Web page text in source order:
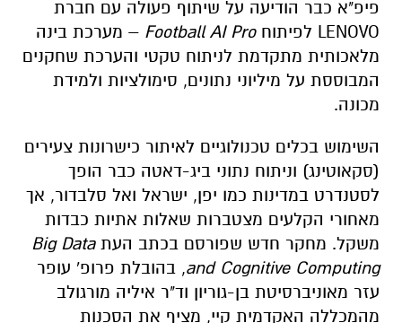
פיפ"א כבר הודיעה על שיתוף פעולה עם חברת
LENOVO לפיתוח
Football AI Pro – מערכת בינה
מלאכותית מתקדמת לניתוח טקטי והערכת שחקנים
המבוססת על מיליוני נתונים, סימולציות ולמידת
מכונה.
השימוש בכלים טכנולוגיים לאיתור כישרונות צעירים
(סקאוטינג) וניתוח נתוני ביג-דאטה כבר הופך
לסטנדרט במדינות כמו יפן, ישראל ואל סלבדור, אך
מאחורי הקלעים מצטברות שאלות אתיות כבדות
משקל. מחקר חדש שפורסם בכתב העתBig Data
and Cognitive Computing, בהובלת פרופ' עופר
עזר מאוניברסיטת בן-גוריון וד"ר איליה מורגולב
מהמכללה האקדמית קיי, מציף את הסכנות